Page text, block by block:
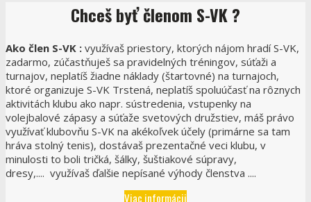
Chcešbyť členom S-VK ?
Ako člen S-VK : využívaš priestory, ktorých nájom hradí S-VK,
zadarmo, zúčastňuješ sa pravidelných tréningov, súťaži a
turnajov, neplatíš žiadne náklady (štartovné) na turnajoch,
ktoré organizuje S-VK Trstená, neplatíš spoluúčasť na rôznych
aktivitách klubu ako napr. sústredenia, vstupenky na
volejbalové zápasy a súťaže svetových družstiev, máš právo
využívať klubovňu S-VK na akékoľvek účely (primárne sa tam
hráva stolný tenis), dostávaš prezentačné veci klubu, v
minulosti to boli tričká, šálky, šuštiakové súpravy,
dresy,.... využívaš ďalšie nepísané výhody členstva ....
Viac informácii